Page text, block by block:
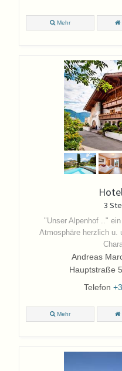
Mehr
3
"Unser Alpenhof .."
Atmosphäre herzlich u.
Andreas
Hauptstraße
Telefon
Mehr